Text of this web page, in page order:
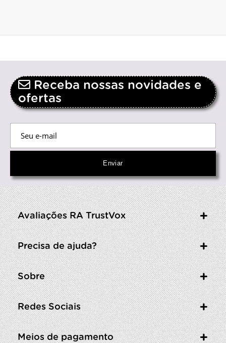
Receba nossas novidades e
ofertas
Avaliações RA TrustVox
Precisa de ajuda?
Sobre
Redes Sociais
Meios de pagamento